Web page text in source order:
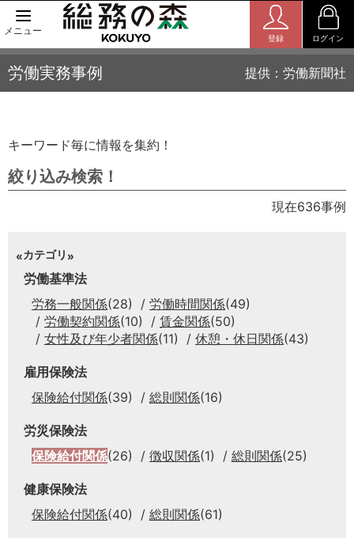
メニュー
登録 ログイン
労働実務事例 提供：労働新聞社
キーワード毎に情報を集約！
絞り込み検索！
現在636事例
カテゴリ
労働基準法
労務一般関係(28) 労働時間関係(49)
労働契約関係(10) 賃金関係(50)
女性及び年少者関係(11) 休憩・休日関係(43)
雇用保険法
保険給付関係(39) 総則関係(16)
労災保険法
保険給付関係(26) 徴収関係(1) 総則関係(25)
健康保険法
保険給付関係(40) 総則関係(61)